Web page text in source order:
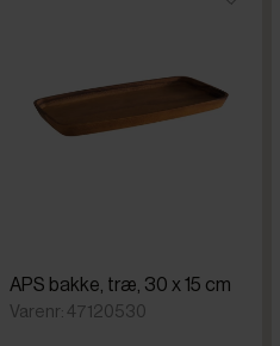
APS bakke, træ, 30 x 15 cm
Varenr: 47120530